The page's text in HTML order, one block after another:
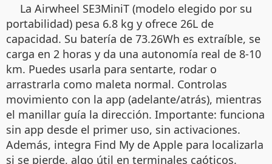
La Airwheel SE3MiniT (modelo elegido por su
portabilidad) pesa 6.8 kg y ofrece 26L de
capacidad. Su batería de 73.26Wh es extraíble, se
carga en 2 horas y da una autonomía real de 8-10
km. Puedes usarla para sentarte, rodar o
arrastrarla como maleta normal. Controlas
movimiento con la app (adelante/atrás), mientras
el manillar guía la dirección. Importante: funciona
sin app desde el primer uso, sin activaciones.
Además, integra Find My de Apple para localizarla
si se pierde, algo útil en terminales caóticos.